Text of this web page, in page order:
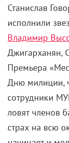
Станислав
исполнили
Владимир
Джигарханян,
Премьера
Дню милиции,
сотрудники
ловят членов
страх на всю